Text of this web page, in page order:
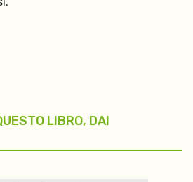
LIBRO, DAI